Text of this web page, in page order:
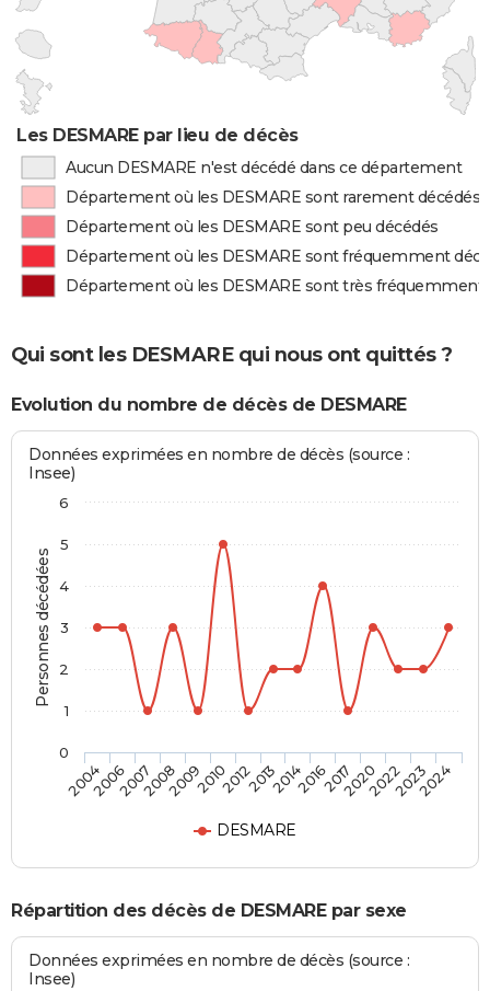
Les DESMARE par lieu de décès
Aucun DESMARE n'est décédé dans ce département
Département où les DESMARE sont rarement décédés
Département où les DESMARE sont peu décédés
Département où les DESMARE sont fréquemment
Département où les DESMARE sont très fréquemment
Qui sont les DESMARE qui nous ont quittés ?
Evolution du nombre de décès de DESMARE
Personnes décédées
Données exprimées en nombre de décès (source :
Insee)
DESMARE
200420062007200820092010201220132014201620172020202220232024
0
1
2
3
4
5
6
Répartition des décès de DESMARE par sexe
Données exprimées en nombre de décès (source :
Insee)